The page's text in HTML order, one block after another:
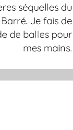
séquelles du
Je fais de
de balles pour
mes mains.